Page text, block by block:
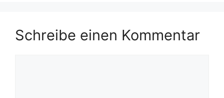
Schreibe einen Kommentar